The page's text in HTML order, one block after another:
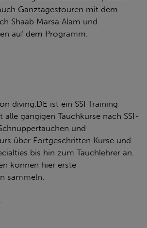
Ganztagestouren mit dem
Shaab Marsa Alam und
auf dem Programm.
diving.DE ist ein SSI Training
alle gängigen Tauchkurse nach SSI-
und
über Fortgeschritten Kurse und
bis hin zum Tauchlehrer an.
können hier erste
sammeln.